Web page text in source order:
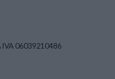
IVA 06039210486